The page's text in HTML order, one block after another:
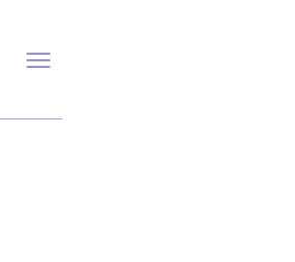
Přepnout